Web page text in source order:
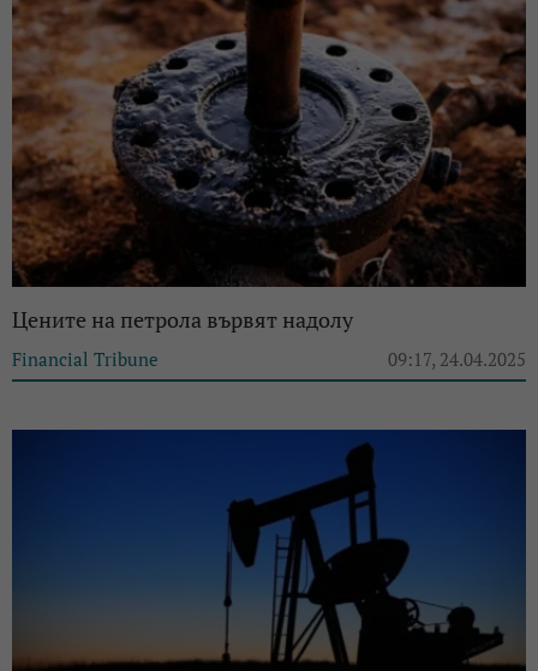
Цените на петрола вървят надолу
Financial Tribune 09:17, 24.04.2025